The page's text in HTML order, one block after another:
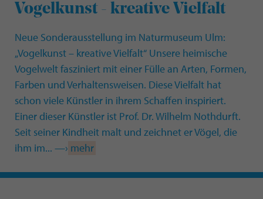
Vogelkunst - kreative Vielfalt
Neue Sonderausstellung im Naturmuseum Ulm:
„Vogelkunst – kreative Vielfalt“ Unsere heimische
Vogelwelt fasziniert mit einer Fülle an Arten, Formen,
Farben und Verhaltensweisen. Diese Vielfalt hat
schon viele Künstler in ihrem Schaffen inspiriert.
Einer dieser Künstler ist Prof. Dr. Wilhelm Nothdurft.
Seit seiner Kindheit malt und zeichnet er Vögel, die
ihm im... —› mehr